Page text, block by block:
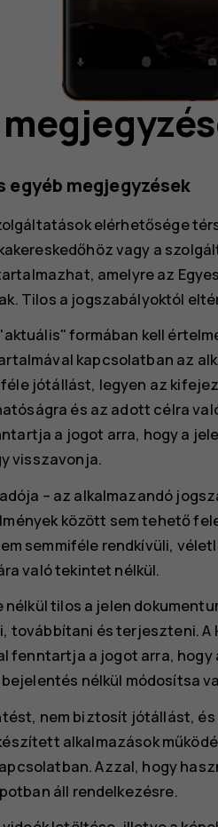
megjegyzések
elérhetősége
vagy a
amelyre az
Tilos a jogszabályoktól
formában kell
kapcsolatban az
jótállást, legyen az
és az adott célra
a jogot arra, hogy a
visszavonja.
– az alkalmazandó
között sem tehető
semmiféle rendkívüli,
való tekintet nélkül.
nélkül tilos a jelen
továbbítani és terjeszteni. A
fenntartja a jogot arra, hogy
nélkül módosítsa
nem biztosít jótállást,
alkalmazások
Azzal, hogy
áll rendelkezésre.